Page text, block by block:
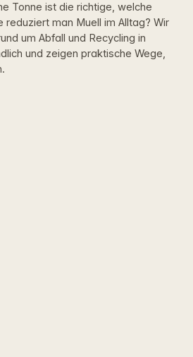
Tonne ist die richtige, welche
reduziert man Muell im Alltag? Wir
um Abfall und Recycling in
und zeigen praktische Wege,